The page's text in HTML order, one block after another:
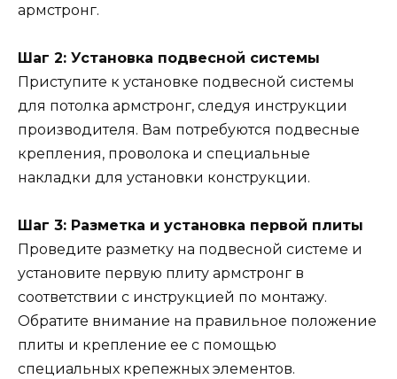
армстронг.
Шаг 2: Установка подвесной системы
Приступите к установке подвесной системы
для потолка армстронг, следуя инструкции
производителя. Вам потребуются подвесные
крепления, проволока и специальные
накладки для установки конструкции.
Шаг 3: Разметка и установка первой плиты
Проведите разметку на подвесной системе и
установите первую плиту армстронг в
соответствии с инструкцией по монтажу.
Обратите внимание на правильное положение
плиты и крепление ее с помощью
специальных крепежных элементов.